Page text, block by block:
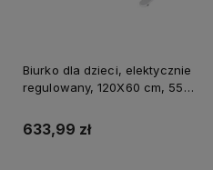
Biurko dla dzieci, elektycznie
regulowany, 120X60 cm, 55-
ULTRADESK
633,99 zł